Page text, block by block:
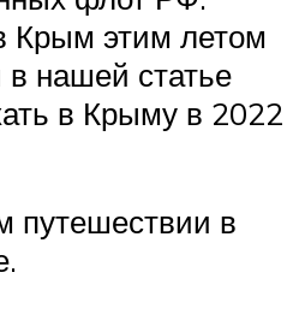
Крым этим летом
нашей статье
в Крыму в 2022
путешествии в